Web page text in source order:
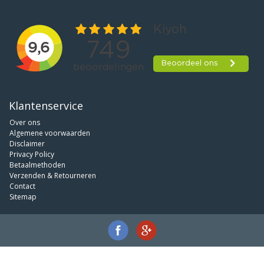
Klantenservice
Over ons
Algemene voorwaarden
Disclaimer
Privacy Policy
Betaalmethoden
Verzenden & Retourneren
Contact
Sitemap